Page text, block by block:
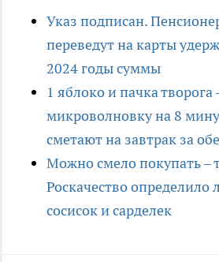
Указ подписан.
переведут на карты
2024 годы суммы
1 яблоко и пачка
микроволновку на 8
сметают на завтрак за
Можно смело покупать –
Роскачество
сосисок и сарделек